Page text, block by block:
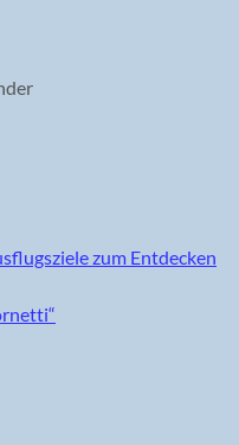
zum Entdecken